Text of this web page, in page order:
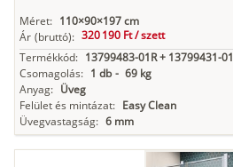
Méret: 110×90×197 cm
Ár (bruttó): 320 190 Ft /szett
Termékkód: 13799483-01R + 13799431-01
Csomagolás: 1 db - 69 kg
Anyag: Üveg
Felület és mintázat: Easy Clean
Üvegvastagság: 6 mm